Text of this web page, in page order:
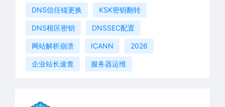
DNS信任锚更换 KSK密钥翻转
DNS根区密钥 DNSSEC配置
网站解析崩溃 ICANN 2026
企业站长速查 服务器运维